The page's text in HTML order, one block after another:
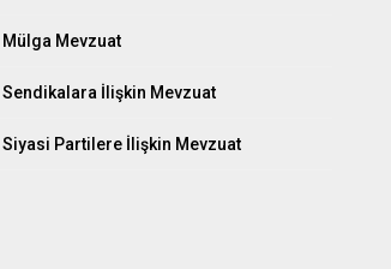
Mülga Mevzuat
Sendikalara İlişkin Mevzuat
Siyasi Partilere İlişkin Mevzuat